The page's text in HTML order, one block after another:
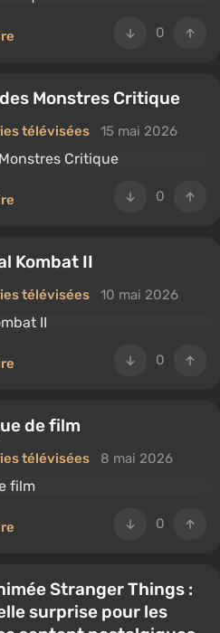
0
Monstres Critique
télévisées 15 mai 2026
0
Kombat II
télévisées 10 mai 2026
0
de film
télévisées 8 mai 2026
0
Stranger Things :
surprise pour les